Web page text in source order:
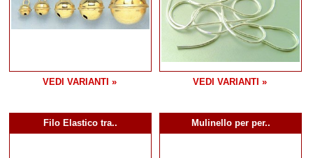
VEDI VARIANTI » VEDI VARIANTI »
Filo Elastico tra.. Mulinello per per..